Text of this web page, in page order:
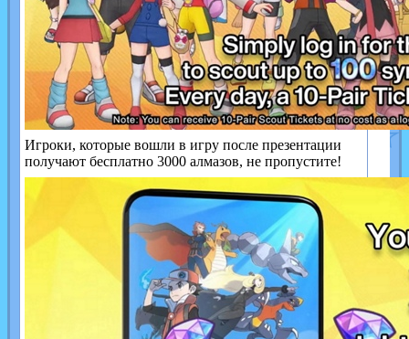
Игроки, которые вошли в игру после презентации
получают бесплатно 3000 алмазов, не пропустите!